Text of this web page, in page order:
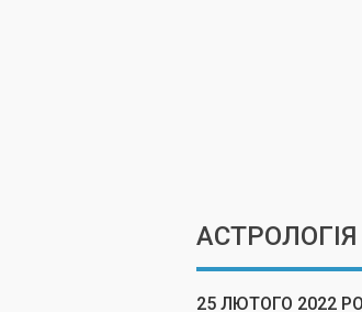
АСТРОЛОГІЯ
25 ЛЮТОГО 2022